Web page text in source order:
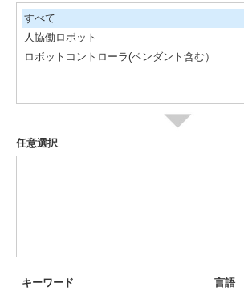
すべて
人協働ロボット
ロボットコントローラ(ペンダント含む）
任意選択
キーワード
言語